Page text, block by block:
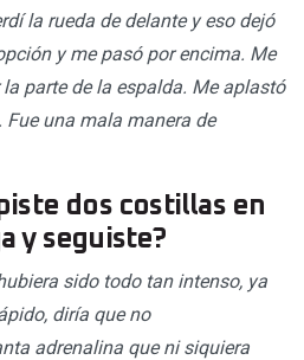
la rueda de delante y eso dejó
y me pasó por encima. Me
parte de la espalda. Me aplastó
una mala manera de
dos costillas en
y seguiste?
sido todo tan intenso, ya
diría que no
adrenalina que ni siquiera